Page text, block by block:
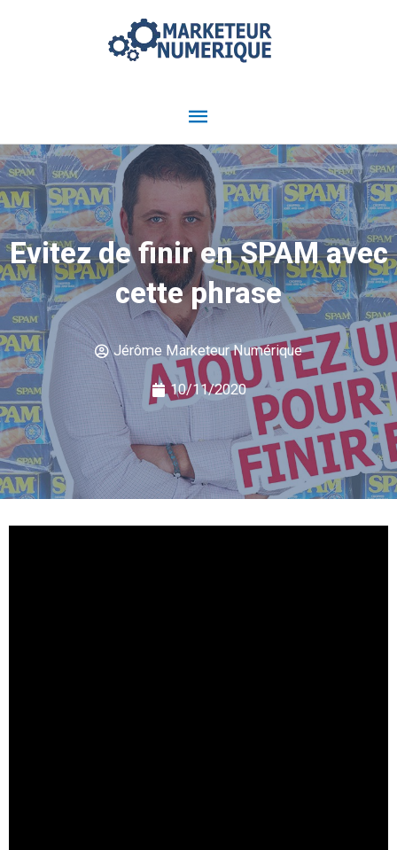
Menu
principal
Evitez de finir en SPAM avec
cette phrase
Jérôme Marketeur Numérique
10/11/2020